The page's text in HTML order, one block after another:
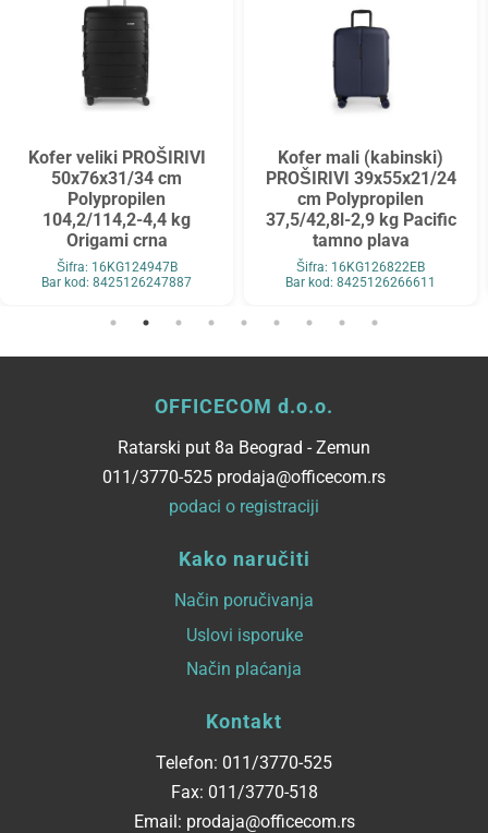
Kofer veliki PROŠIRIVI
50x76x31/34 cm
Polypropilen
104,2/114,2-4,4 kg
Origami crna
Šifra: 16KG124947B
Bar kod: 8425126247887
Kofer mali (kabinski)
PROŠIRIVI 39x55x21/24
cm Polypropilen
37,5/42,8l-2,9 kg Pacific
tamno plava
Šifra: 16KG126822EB
Bar kod: 8425126266611
OFFICECOM d.o.o.
Ratarski put 8a Beograd - Zemun
011/3770-525 prodaja@officecom.rs
podaci o registraciji
Kako naručiti
Način poručivanja
Uslovi isporuke
Način plaćanja
Kontakt
Telefon: 011/3770-525
Fax: 011/3770-518
Email: prodaja@officecom.rs